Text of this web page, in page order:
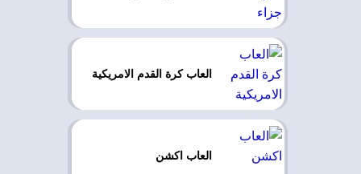
العاب كرة القدم الامريكية
العاب اكشن